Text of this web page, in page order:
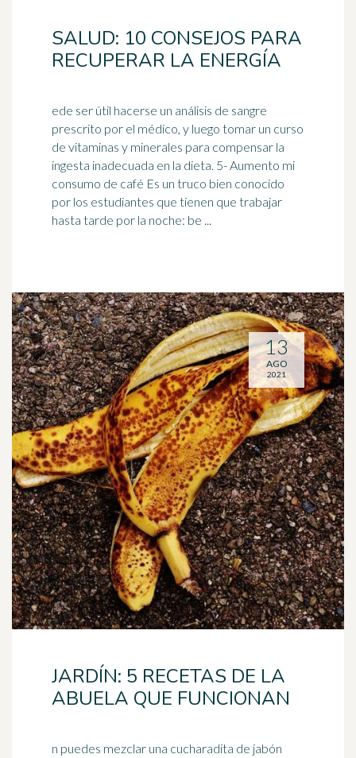
SALUD: 10 CONSEJOS PARA
RECUPERAR LA ENERGÍA
ede ser útil hacerse un análisis de sangre
prescrito por el médico, y luego tomar un curso
de vitaminas y minerales para compensar la
ingesta inadecuada en la dieta. 5- Aumento mi
consumo de café Es un truco bien conocido
por los estudiantes que tienen que trabajar
hasta tarde por la noche: be ...
JARDÍN: 5 RECETAS DE LA
ABUELA QUE FUNCIONAN
n puedes mezclar una cucharadita de jabón
13
AGO
2021